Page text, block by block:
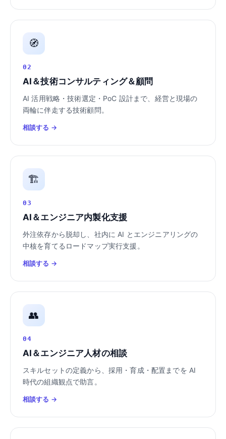
🧭
02
AI＆技術コンサルティング＆顧問
AI 活用戦略・技術選定・PoC 設計まで、経営と現場の
両輪に伴走する技術顧問。
相談する →
🏗️
03
AI＆エンジニア内製化支援
外注依存から脱却し、社内に AI とエンジニアリングの
中核を育てるロードマップ実行支援。
相談する →
👥
04
AI＆エンジニア人材の相談
スキルセットの定義から、採用・育成・配置までを AI
時代の組織観点で助言。
相談する →